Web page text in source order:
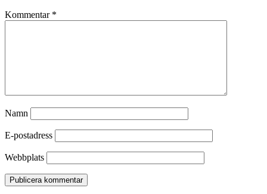
Kommentar *
Namn
E-postadress
Webbplats